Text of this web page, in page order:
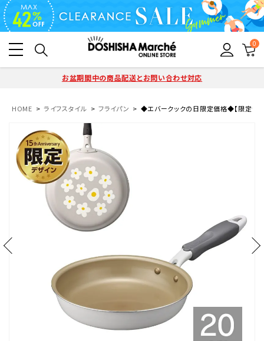
0
お盆期間中の商品配送とお問い合わせ対応
HOME ライフスタイル フライパン ◆エバークックの日限定価格◆【限定色